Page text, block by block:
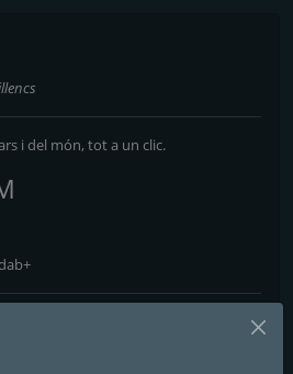
i del món, tot a un clic.